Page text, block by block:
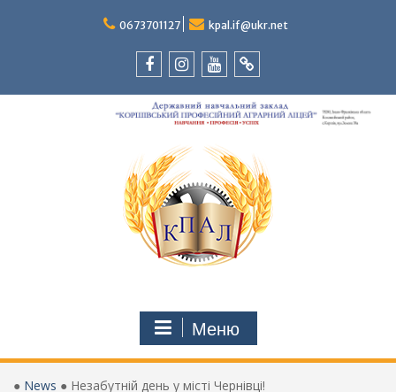
0673701127 kpal.if@ukr.net
Tok
Меню
● News ● Незабутній день у місті Чернівці!